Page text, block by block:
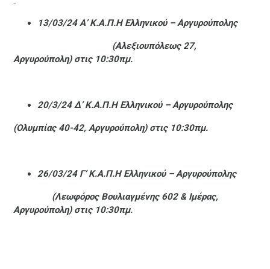
13/03/24 Α’ Κ.Α.Π.Η Ελληνικού – Αργυρούπολης
(Αλεξιουπόλεως 27,
Αργυρούπολη) στις 10:30πμ.
20/3/24 Δ’ Κ.Α.Π.Η Ελληνικού – Αργυρούπολης
(Ολυμπίας 40-42, Αργυρούπολη) στις 10:30πμ.
26/03/24 Γ’ Κ.Α.Π.Η Ελληνικού – Αργυρούπολης
(Λεωφόρος Βουλιαγμένης 602 & Ιμέρας,
Αργυρούπολη) στις 10:30πμ.